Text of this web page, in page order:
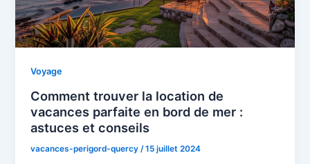
Voyage
Comment trouver la location de
vacances parfaite en bord de mer :
astuces et conseils
vacances-perigord-quercy /15 juillet 2024